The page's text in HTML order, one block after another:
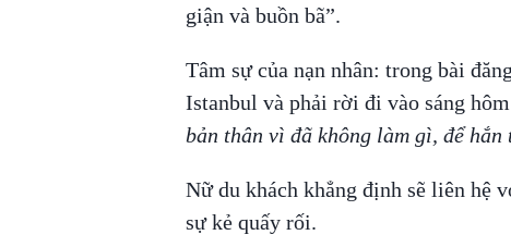
giận và buồn bã”.
Tâm sự của nạn nhân: trong bài
Istanbul và phải rời đi vào sáng
bản thân vì đã không làm gì, để
Nữ du khách khẳng định sẽ liên hệ
sự kẻ quấy rối.